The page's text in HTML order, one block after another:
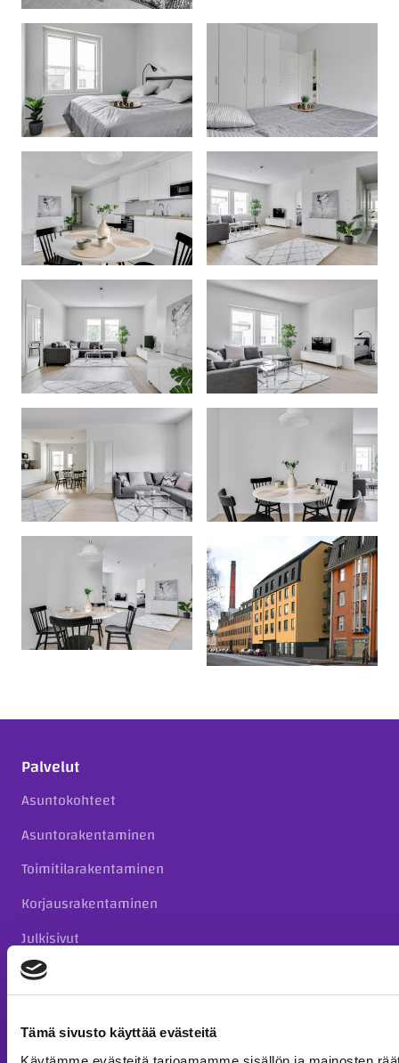
Tämä sivusto käyttää evästeitä
Palvelut
Asuntokohteet
Asuntorakentaminen
Toimitilarakentaminen
Korjausrakentaminen
Julkisivut
Kiinteistökehitys